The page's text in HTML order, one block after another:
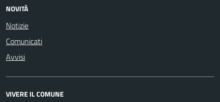
NOVITÀ
Notizie
Comunicati
Avvisi
VIVERE IL COMUNE